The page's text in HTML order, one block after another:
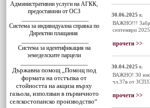
Административни услуги на АГКК,
предоставяни от ОСЗ
Система за индивидуална справка по
Директни плащания
Система за идентификация на
земеделските парцели
Държавна помощ „Помощ под
формата на отстъпка от
стойността на акциза върху
газьола, използван в първичното
селскостопанско производство“
30.06.2025 г.
ВАЖНО!!!
септември 2025
прочети >>
30.04.2025 г.
ВАЖНО! 30 юни е
чл.37в от
прочети >>